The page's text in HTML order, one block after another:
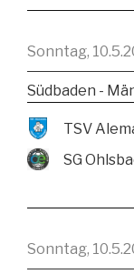
Sonntag,
Südbaden -
SG
Sonntag,